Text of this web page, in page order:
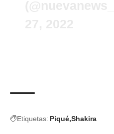
Etiquetas: Piqué Shakira